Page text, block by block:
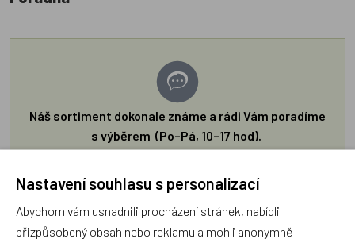
Náš sortiment dokonale známe a rádi Vám poradíme
s výběrem (Po–Pá, 10–17 hod).
Jsme tu vždy rádi pro Vás! Váš rodinný obchod
Nastavení souhlasu s personalizací
Abychom vám usnadnili procházení stránek, nabídli
přizpůsobený obsah nebo reklamu a mohli anonymně